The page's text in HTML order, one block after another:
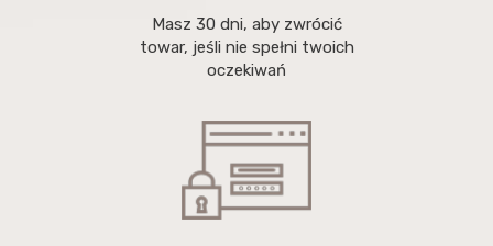
Masz 30 dni, aby zwrócić
towar, jeśli nie spełni twoich
oczekiwań